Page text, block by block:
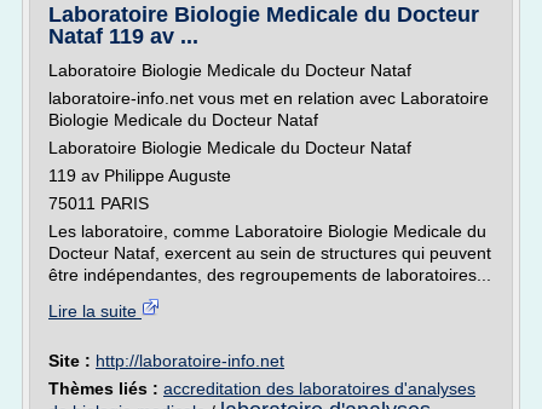
Laboratoire Biologie Medicale du Docteur
Nataf 119 av ...
Laboratoire Biologie Medicale du Docteur Nataf
laboratoire-info.net vous met en relation avec Laboratoire
Biologie Medicale du Docteur Nataf
Laboratoire Biologie Medicale du Docteur Nataf
119 av Philippe Auguste
75011 PARIS
Les laboratoire, comme Laboratoire Biologie Medicale du
Docteur Nataf, exercent au sein de structures qui peuvent
être indépendantes, des regroupements de laboratoires...
Lire la suite
Site : http://laboratoire-info.net
Thèmes liés : accreditation des laboratoires d'analyses